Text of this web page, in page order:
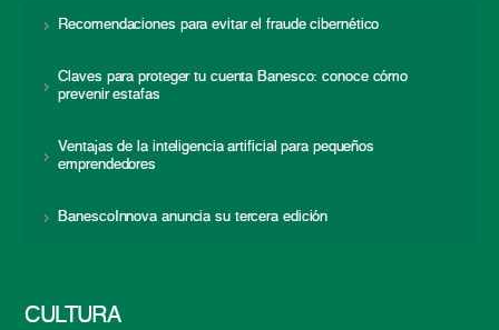
Recomendaciones para evitar el fraude cibernético
Claves para proteger tu cuenta Banesco: conoce cómo
prevenir estafas
Ventajas de la inteligencia artificial para pequeños
emprendedores
BanescoInnova anuncia su tercera edición
CULTURA